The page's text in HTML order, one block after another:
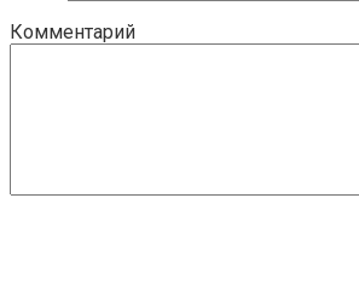
Комментарий